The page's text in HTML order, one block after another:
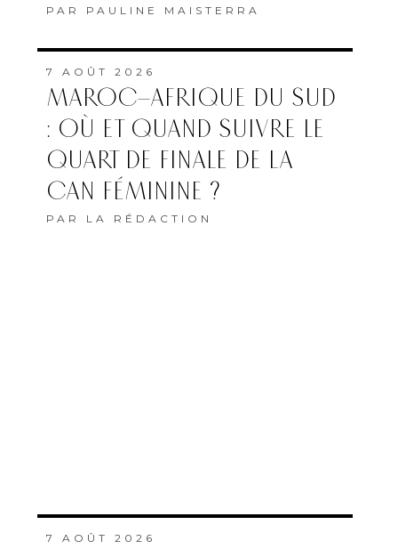
PAR PAULINE MAISTERRA
7 AOÛT 2026
MAROC–AFRIQUE DU SUD
: OÙ ET QUAND SUIVRE LE
QUART DE FINALE DE LA
CAN FÉMININE ?
PAR LA RÉDACTION
7 AOÛT 2026